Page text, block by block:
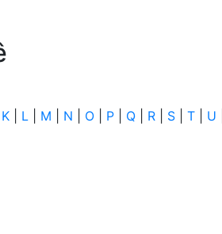
K L M N O P Q R S T U